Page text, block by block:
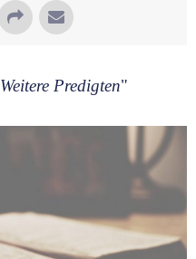
Weitere Predigten"